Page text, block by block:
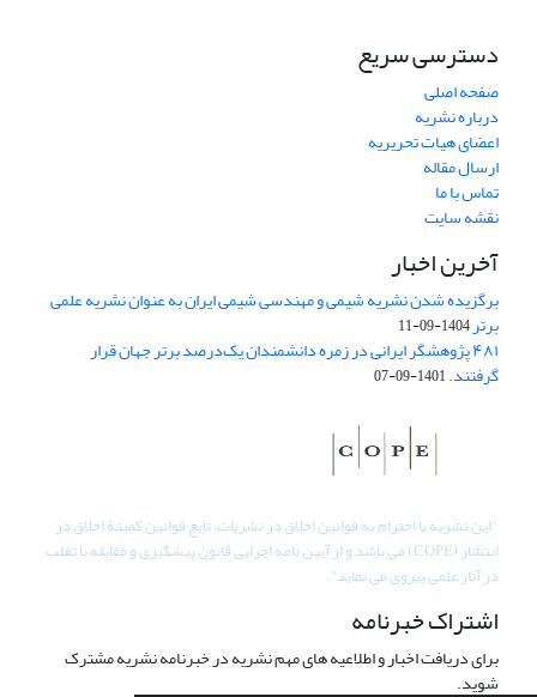
دسترسی سریع
صفحه اصلی
درباره نشریه
اعضای هیات تحریریه
ارسال مقاله
تماس با ما
نقشه سایت
آخرین اخبار
برگزیده شدن نشریه شیمی و مهندسی شیمی ایران به عنوان نشریه علمی
برتر1404-09-11
۴۸۱ پژوهشگر ایرانی در زمره دانشمندان یک‌درصد برتر جهان قرار
گرفتند.1401-09-07
"این نشریه با احترام به قوانین اخلاق در نشریات، تابع قوانین کمیتۀ اخلاق در
انتشار (COPE) می باشد و از آیین نامه اجرایی قانون پیشگیری و مقابله با تقلب
در آثار علمی پیروی می نماید".
اشتراک خبرنامه
برای دریافت اخبار و اطلاعیه های مهم نشریه در خبرنامه نشریه مشترک
شوید.